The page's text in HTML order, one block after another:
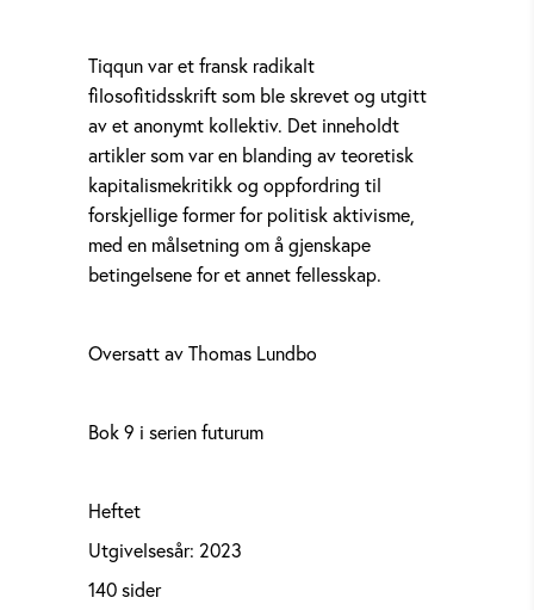
Tiqqun var et fransk radikalt
filosofitidsskrift som ble skrevet og utgitt
av et anonymt kollektiv. Det inneholdt
artikler som var en blanding av teoretisk
kapitalismekritikk og oppfordring til
forskjellige former for politisk aktivisme,
med en målsetning om å gjenskape
betingelsene for et annet fellesskap.
Oversatt av Thomas Lundbo
Bok 9 i serien futurum
Heftet
Utgivelsesår: 2023
140 sider